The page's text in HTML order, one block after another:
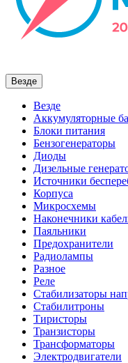
Везде
Везде
Аккумуляторные
Блоки питания
Бензогенераторы
Диоды
Дизельные
Источники
Корпуса
Микросхемы
Наконечники
Паяльники
Предохранители
Радиолампы
Разное
Реле
Стабилизаторы
Стабилитроны
Тиристоры
Транзисторы
Трансформаторы
Электродвигатели